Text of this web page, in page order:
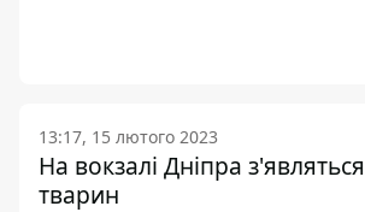
13:17, 15 лютого 2023
На вокзалі Дніпра
тварин